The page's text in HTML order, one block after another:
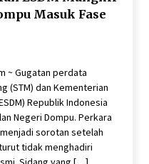
Masuk Fase
~ Gugatan perdata
(STM) dan Kementerian
Republik Indonesia
Negeri Dompu. Perkara
sorotan setelah
tidak menghadiri